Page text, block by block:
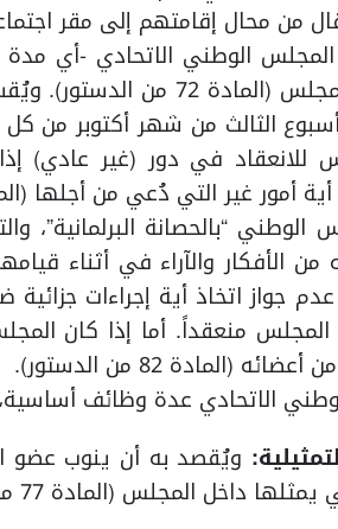
من محال إقامتهم إلى مقر اجتماعات
الوطني الاتحادي -أي مدة
تاريخ أول اجتماع للمجلس
الثالث من شهر أكتوبر من
للانعقاد في دور (غير عادي)
غير التي دُعي من أجلها (المادة 78 من
“بالحصانة البرلمانية”،
جواز اتخاذ أية إجراءات
منعقداً. أما إذا كان
(المادة 82 من الدستور).
الاتحادي عدة وظائف
ويُقصد به أن ينوب عضو
داخل المجلس (المادة 77 من الدستور).